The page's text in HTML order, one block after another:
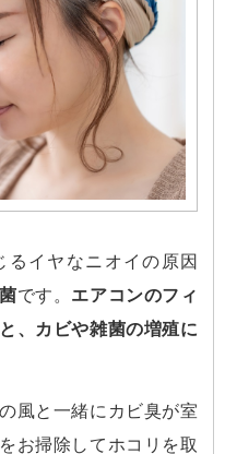
るイヤなニオイの原因
です。 エアコンのフィ
、カビや雑菌の増殖に
風と一緒にカビ臭が室
お掃除してホコリを取